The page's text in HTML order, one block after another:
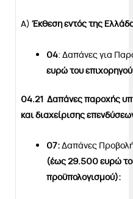
Α) Έκθεση εντός της
04: Δαπάνες για
ευρώ του
04.21 Δαπάνες παροχής
και διαχείρισης
07:Δαπάνες
(έως 29.500 ευρώ
προϋπολογισμού):